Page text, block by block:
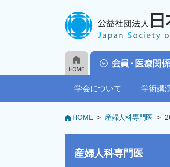
学会について 学術講
産婦人科専門医
HOME > 産婦人科専門医 >